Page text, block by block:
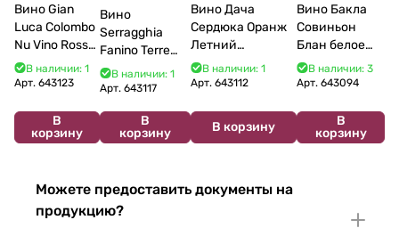
Вино Gian
Luca Colombo
Nu Vino Rosso
2025 750 мл
В наличии: 1
Арт. 643123
В
корзину
Вино
Serragghia
Fanino Terre
Siciliane IGP
2022 750 мл
В наличии: 1
Арт.643117
В
корзину
Вино Дача
Сердюка Оранж
Летний
Сибирьковый
2024 750 мл
В наличии: 1
Арт. 643112
В корзину
Вино Бакла
Совиньон
Блан белое
сухое 750 мл
12%
В наличии: 3
Арт.643094
В
корзину
Можете предоставить документы на
продукцию?